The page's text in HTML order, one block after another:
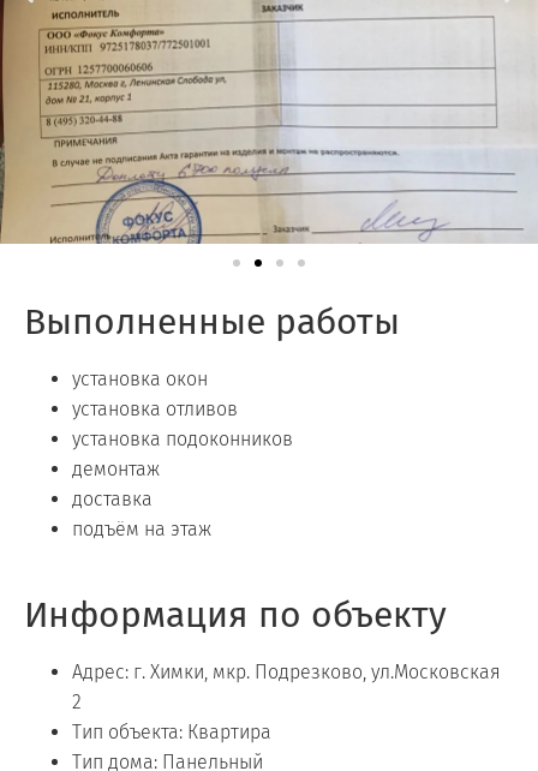
Выполненные работы
установка окон
установка отливов
установка подоконников
демонтаж
доставка
подъём на этаж
Информация по объекту
Адрес: г. Химки, мкр. Подрезково, ул.Московская
2
Тип объекта: Квартира
Тип дома: Панельный